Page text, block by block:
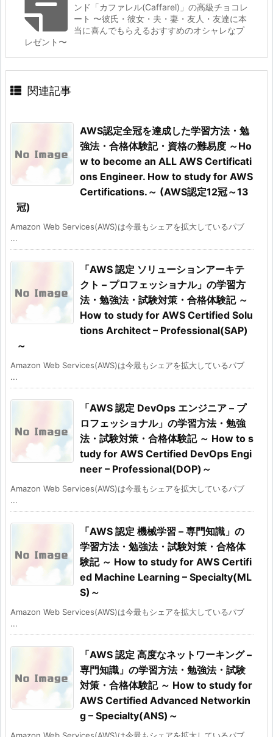
ンド「カファレル(Caffarel)」の高級チョコレ
ート 〜彼氏・彼女・夫・妻・友人・友達に本
当に喜んでもらえるおすすめのオシャレなプ
レゼント〜
関連記事
AWS認定全冠を達成した学習方法・勉
強法・合格体験記・資格の難易度 ～Ho
w to become an ALL AWS Certificati
ons Engineer. How to study for AWS
Certifications.～ (AWS認定12冠～13
冠)
Amazon Web Services(AWS)は今最もシェアを拡大しているパブ
...
「AWS 認定 ソリューションアーキテ
クト – プロフェッショナル」の学習方
法・勉強法・試験対策・合格体験記 ～
How to study for AWS Certified Solu
tions Architect – Professional(SAP)
～
Amazon Web Services(AWS)は今最もシェアを拡大しているパブ
...
「AWS 認定 DevOps エンジニア – プ
ロフェッショナル」の学習方法・勉強
法・試験対策・合格体験記 ～ How to s
tudy for AWS Certified DevOps Engi
neer – Professional(DOP)～
Amazon Web Services(AWS)は今最もシェアを拡大しているパブ
...
「AWS 認定 機械学習 – 専門知識」の
学習方法・勉強法・試験対策・合格体
験記 ～ How to study for AWS Certifi
ed Machine Learning – Specialty(ML
S)～
Amazon Web Services(AWS)は今最もシェアを拡大しているパブ
...
「AWS 認定 高度なネットワーキング –
専門知識」の学習方法・勉強法・試験
対策・合格体験記 ～ How to study for
AWS Certified Advanced Networkin
g – Specialty(ANS)～